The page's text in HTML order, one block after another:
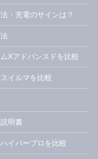
・充電のサインは？
Xアドバンスドを比較
イルマを比較
明書
イパープロを比較